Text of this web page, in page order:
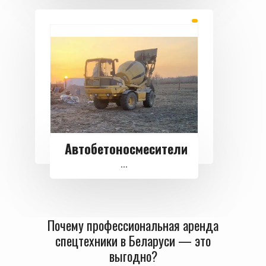
Автобетоносмесители
...
Почему профессиональная аренда
спецтехники в Беларуси — это
выгодно?